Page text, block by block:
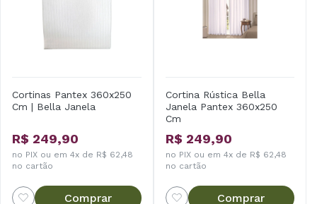
Cortinas Pantex 360x250
Cm | Bella Janela
R$ 249,90
no PIX ou em 4x de R$ 62,48
no cartão
Comprar
Cortina Rústica Bella
Janela Pantex 360x250
Cm
R$ 249,90
no PIX ou em 4x de R$ 62,48
no cartão
Comprar